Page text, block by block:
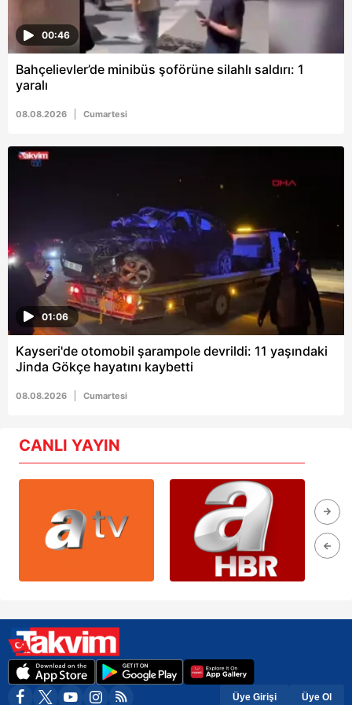
00:46
Bahçelievler’de minibüs şoförüne silahlı saldırı: 1
yaralı
08.08.2026 Cumartesi
01:06
Kayseri'de otomobil şarampole devrildi: 11 yaşındaki
Jinda Gökçe hayatını kaybetti
08.08.2026 Cumartesi
CANLI YAYIN
Üye Girişi Üye Ol